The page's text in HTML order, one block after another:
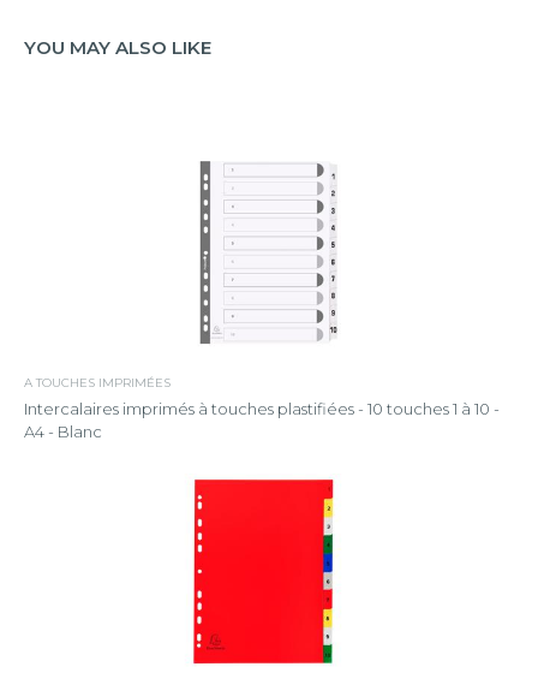
YOU MAY ALSO LIKE
A TOUCHES IMPRIMÉES
Intercalaires imprimés à touches plastifiées - 10 touches 1 à 10 -
A4 - Blanc